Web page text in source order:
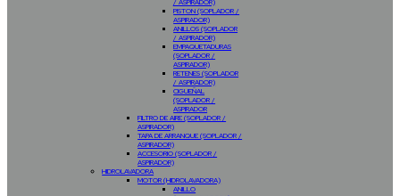
/ ASPIRADOR)
PISTON (SOPLADOR /
ASPIRADOR)
ANILLOS (SOPLADOR
/ ASPIRADOR)
EMPAQUETADURAS
(SOPLADOR /
ASPIRADOR)
RETENES (SOPLADOR
/ ASPIRADOR)
CIGUEÑAL
(SOPLADOR /
ASPIRADOR
FILTRO DE AIRE (SOPLADOR /
ASPIRADOR)
TAPA DE ARRANQUE (SOPLADOR /
ASPIRADOR)
ACCESORIO (SOPLADOR /
ASPIRADOR)
HIDROLAVADORA
MOTOR (HIDROLAVADORA)
ANILLO